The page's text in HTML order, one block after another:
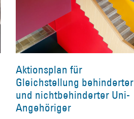
Aktionsplan für
Gleichstellung behinderter
und nichtbehinderter Uni-
Angehöriger